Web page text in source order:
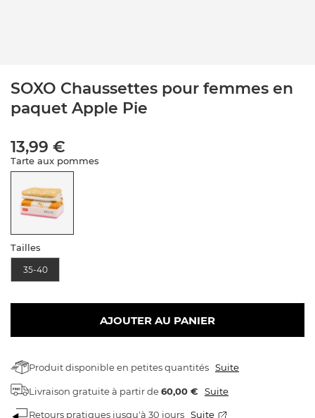
SOXO Chaussettes pour femmes en
paquet Apple Pie
13,99 €
Tarte aux pommes
Tailles
35-40
AJOUTER AU PANIER
Produit disponible en petites quantités Suite
Livraison gratuiteà partir de60,00 € Suite
Retours pratiques jusqu'à 30 jours Suite